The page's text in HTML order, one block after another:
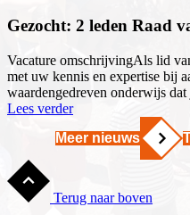
Gezocht: 2 leden Raad
Vacature omschrijvingAls lid
met uw kennis en expertise bij
waardengedreven onderwijs dat
Lees verder
Meer nieuws
Terug naar boven